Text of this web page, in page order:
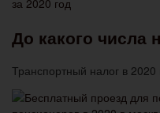
До какого числа
Транспортный налог в